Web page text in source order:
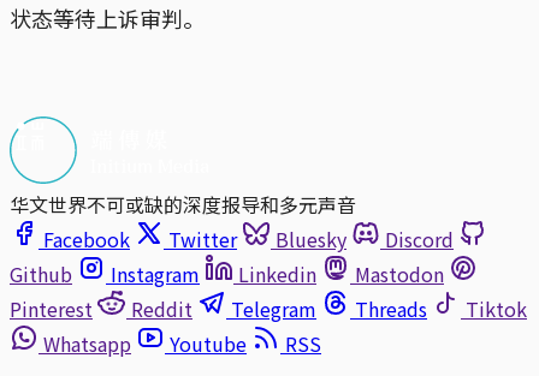
状态等待上诉审判。
华文世界不可或缺的深度报导和多元声音
Facebook
Twitter Bluesky
Discord
Github
Instagram Linkedin
Mastodon
Pinterest
Reddit Telegram Threads
Tiktok
Whatsapp
Youtube
RSS